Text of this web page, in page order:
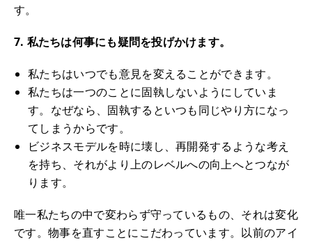
す。
7. 私たちは何事にも疑問を投げかけます。
私たちはいつでも意見を変えることができます。
私たちは一つのことに固執しないようにしていま
す。なぜなら、固執するといつも同じやり方になっ
てしまうからです。
ビジネスモデルを時に壊し、再開発するような考え
を持ち、それがより上のレベルへの向上へとつなが
ります。
唯一私たちの中で変わらず守っているもの、それは変化
です。物事を直すことにこだわっています。以前のアイ